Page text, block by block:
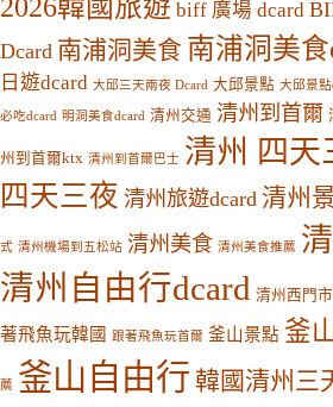
2026韓國旅遊 biff 廣場 dcard
Dcard 南浦洞美食 南浦洞美食
日遊dcard 大邱三天兩夜 Dcard 大邱景點 大邱景點
必吃dcard 明洞美食dcard 清州交通 清州到首爾
州到首爾ktx 清州到首爾巴士 清州 四天
四天三夜 清州旅遊dcard 清州
式 清州機場到五松站 清州美食 清州美食推薦
清州自由行dcard 清州西門
著飛魚玩韓國 跟著飛魚玩首爾 釜山景點 釜
薦 釜山自由行 韓國清州三